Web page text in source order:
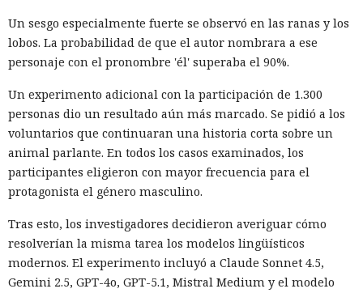
Un sesgo especialmente fuerte se observó en las ranas y los
lobos. La probabilidad de que el autor nombrara a ese
personaje con el pronombre 'él' superaba el 90%.
Un experimento adicional con la participación de 1.300
personas dio un resultado aún más marcado. Se pidió a los
voluntarios que continuaran una historia corta sobre un
animal parlante. En todos los casos examinados, los
participantes eligieron con mayor frecuencia para el
protagonista el género masculino.
Tras esto, los investigadores decidieron averiguar cómo
resolverían la misma tarea los modelos lingüísticos
modernos. El experimento incluyó a Claude Sonnet 4.5,
Gemini 2.5, GPT-4o, GPT-5.1, Mistral Medium y el modelo